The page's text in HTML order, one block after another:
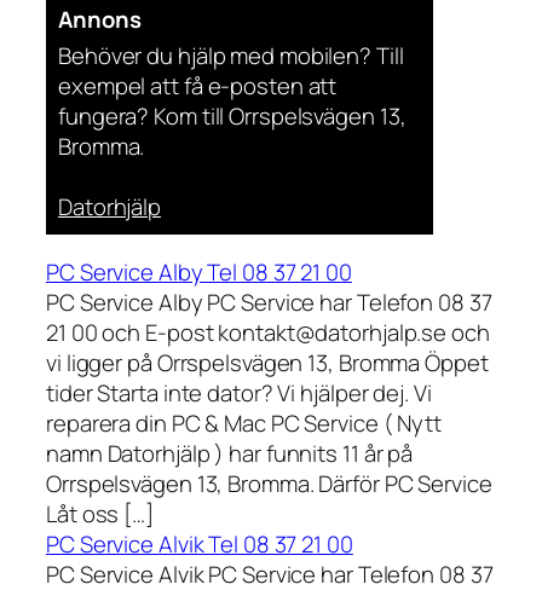
Annons
Behöver du hjälp med mobilen? Till
exempel att få e-posten att
fungera? Kom till Orrspelsvägen 13,
Bromma.
Datorhjälp
PC Service Alby Tel 08 37 21 00
PC Service Alby PC Service har Telefon 08 37
21 00 och E-post kontakt@datorhjalp.se och
vi ligger på Orrspelsvägen 13, Bromma Öppet
tider Starta inte dator? Vi hjälper dej. Vi
reparera din PC & Mac PC Service ( Nytt
namn Datorhjälp ) har funnits 11 år på
Orrspelsvägen 13, Bromma. Därför PC Service
Låt oss […]
PC Service Alvik Tel 08 37 21 00
PC Service Alvik PC Service har Telefon 08 37